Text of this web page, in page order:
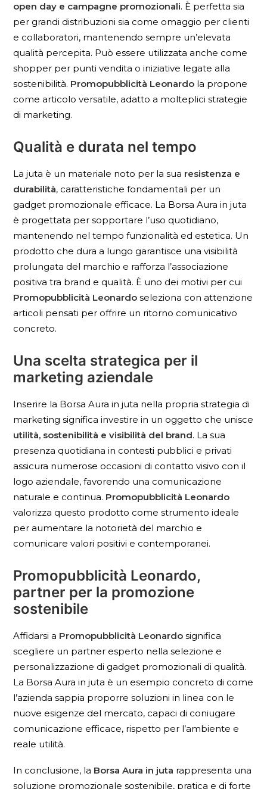
open day e campagne promozionali. È perfetta sia
per grandi distribuzioni sia come omaggio per clienti
e collaboratori, mantenendo sempre un’elevata
qualità percepita. Può essere utilizzata anche come
shopper per punti vendita o iniziative legate alla
sostenibilità. Promopubblicità Leonardo la propone
come articolo versatile, adatto a molteplici strategie
di marketing.
Qualità e durata nel tempo
La juta è un materiale noto per la sua resistenza e
durabilità, caratteristiche fondamentali per un
gadget promozionale efficace. La Borsa Aura in juta
è progettata per sopportare l’uso quotidiano,
mantenendo nel tempo funzionalità ed estetica. Un
prodotto che dura a lungo garantisce una visibilità
prolungata del marchio e rafforza l’associazione
positiva tra brand e qualità. È uno dei motivi per cui
Promopubblicità Leonardo seleziona con attenzione
articoli pensati per offrire un ritorno comunicativo
concreto.
Una scelta strategica per il
marketing aziendale
Inserire la Borsa Aura in juta nella propria strategia di
marketing significa investire in un oggetto che unisce
utilità, sostenibilità e visibilità del brand. La sua
presenza quotidiana in contesti pubblici e privati
assicura numerose occasioni di contatto visivo con il
logo aziendale, favorendo una comunicazione
naturale e continua. Promopubblicità Leonardo
valorizza questo prodotto come strumento ideale
per aumentare la notorietà del marchio e
comunicare valori positivi e contemporanei.
Promopubblicità Leonardo,
partner per la promozione
sostenibile
Affidarsi a Promopubblicità Leonardo significa
scegliere un partner esperto nella selezione e
personalizzazione di gadget promozionali di qualità.
La Borsa Aura in juta è un esempio concreto di come
l’azienda sappia proporre soluzioni in linea con le
nuove esigenze del mercato, capaci di coniugare
comunicazione efficace, rispetto per l’ambiente e
reale utilità.
In conclusione, la Borsa Aura in juta rappresenta una
soluzione promozionale sostenibile, pratica e di forte